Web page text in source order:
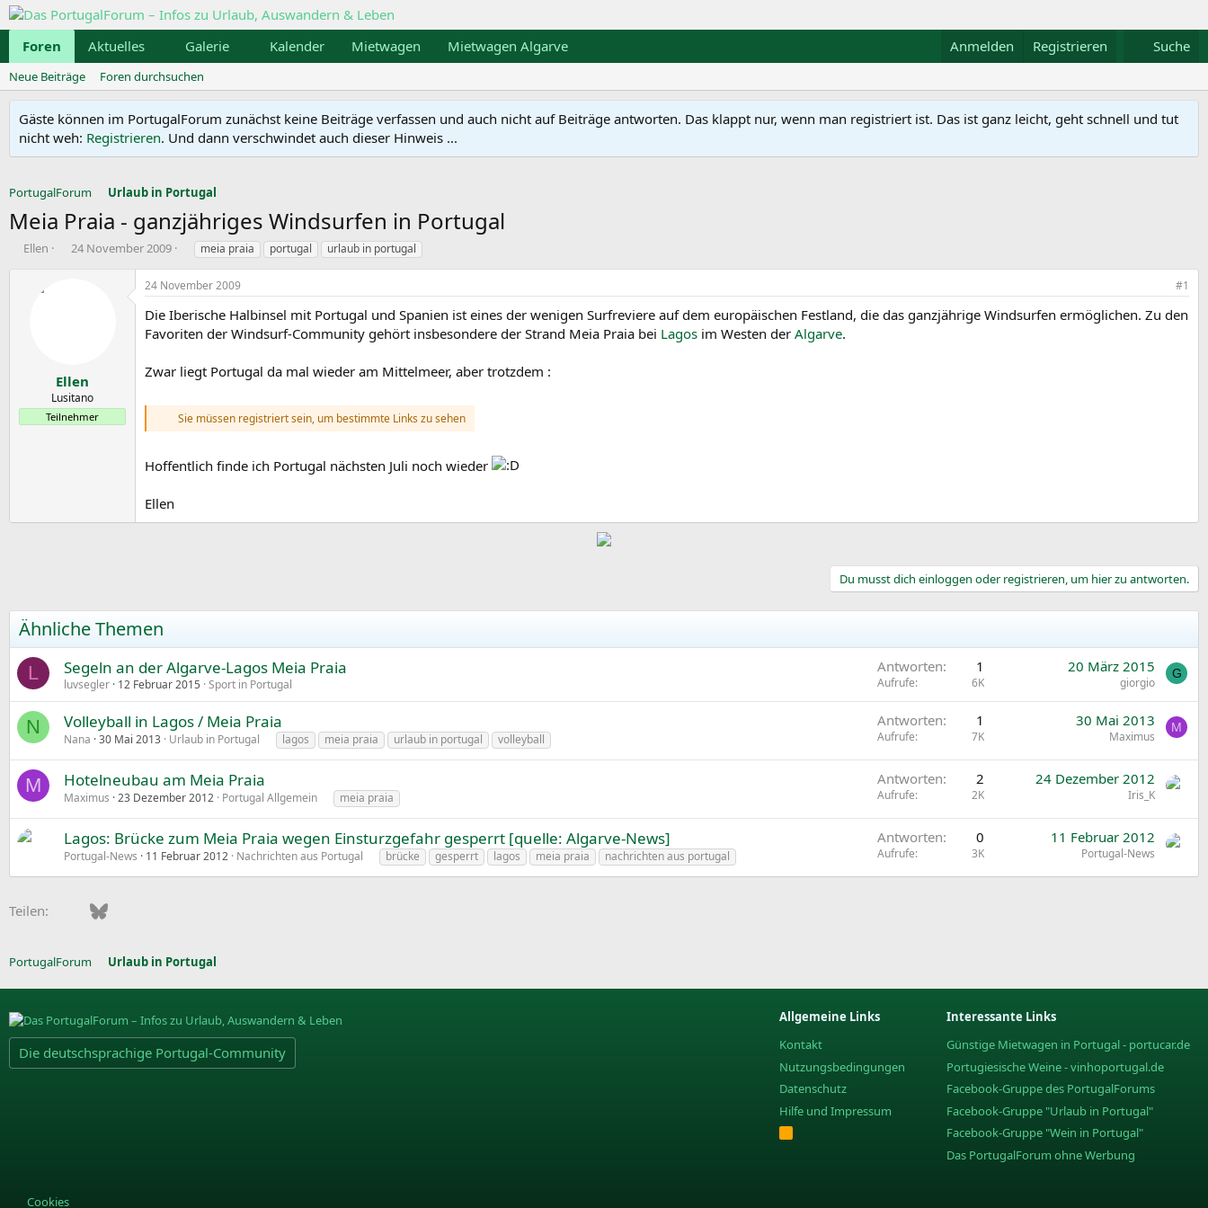
Foren Aktuelles Galerie Kalender Mietwagen Mietwagen Algarve Anmelden Registrieren Suche
Neue Beiträge Foren durchsuchen
Gäste können im PortugalForum zunächst keine Beiträge verfassen und auch nicht auf Beiträge antworten. Das klappt nur, wenn man registriert ist. Das ist ganz leicht, geht schnell und tut
nicht weh: Registrieren. Und dann verschwindet auch dieser Hinweis ...
PortugalForum Urlaub in Portugal
Meia Praia - ganzjähriges Windsurfen in Portugal
E
Ellen
E
a
m
24 November 2009
S
h
l
a
g
w
r
e
meia praia portugal urlaub in portugal
Ellen
Lusitano
Teilnehmer
24 November 2009 #1
Die Iberische Halbinsel mit Portugal und Spanien ist eines der wenigen Surfreviere auf dem europäischen Festland, die das ganzjährige Windsurfen ermöglichen. Zu den
Favoriten der Windsurf-Community gehört insbesondere der Strand Meia Praia bei Lagos im Westen der Algarve.
Zwar liegt Portugal da mal wieder am Mittelmeer, aber trotzdem :
Sie müssen registriert sein, um bestimmte Links zu sehen
Hoffentlich finde ich Portugal nächsten Juli noch wieder
Ellen
Du musst dich einloggen oder registrieren, um hier zu antworten.
Ähnliche Themen
L Segeln an der Algarve-Lagos Meia Praia
luvsegler 12 Februar 2015 Sport in Portugal
Antworten 1
Aufrufe 6K
20 März 2015
giorgio
G
N Volleyball in Lagos / Meia Praia
Nana 30 Mai 2013 Urlaub in Portugal lagos meia praia urlaub in portugal volleyball
Antworten 1
Aufrufe 7K
30 Mai 2013
Maximus
M
M Hotelneubau am Meia Praia
Maximus 23 Dezember 2012 Portugal Allgemein meia praia
Antworten 2
Aufrufe 2K
24 Dezember 2012
Iris_K
Lagos: Brücke zum Meia Praia wegen Einsturzgefahr gesperrt [quelle: Algarve-News]
Portugal-News 11 Februar 2012 Nachrichten aus Portugal brücke gesperrt lagos meia praia nachrichten aus portugal
Antworten 0
Aufrufe 3K
11 Februar 2012
Portugal-News
Teilen: FacebookBluesky
PortugalForum Urlaub in Portugal
Die deutschsprachige Portugal-Community
Allgemeine Links
Kontakt
Nutzungsbedingungen
Datenschutz
Hilfe und Impressum
R
Interessante Links
Günstige Mietwagen in Portugal - portucar.de
Portugiesische Weine - vinhoportugal.de
Facebook-Gruppe des PortugalForums
Facebook-Gruppe "Urlaub in Portugal"
Facebook-Gruppe "Wein in Portugal"
Das PortugalForum ohne Werbung
Cookies